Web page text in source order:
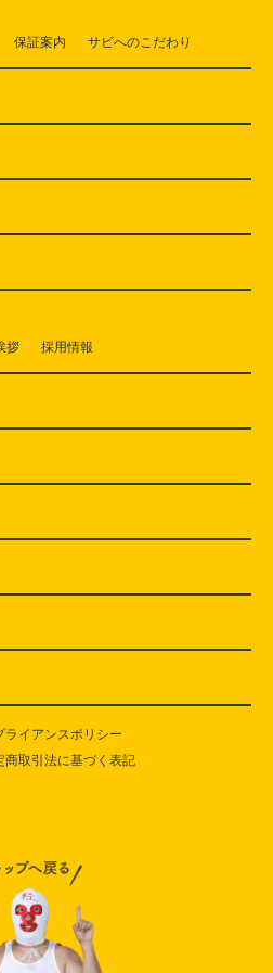
保証案内 サビへのこだわり
拶 採用情報
ライアンスポリシー
商取引法に基づく表記